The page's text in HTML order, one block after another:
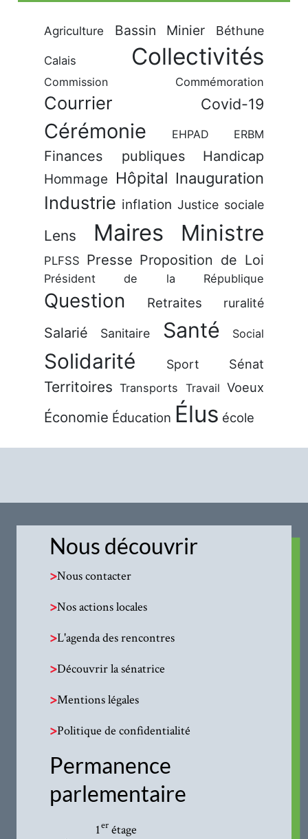
Agriculture Bassin Minier Béthune
Calais Collectivités
Commission Commémoration
Courrier Covid-19
Cérémonie EHPAD ERBM
Finances publiques Handicap
Hommage Hôpital Inauguration
Industrie inflation Justice sociale
Lens Maires Ministre
PLFSS Presse Proposition de Loi
Président de la République
Question Retraites ruralité
Salarié Sanitaire Santé Social
Solidarité Sport Sénat
Territoires Transports Travail Voeux
Économie Éducation Élus école
Nous découvrir
>Nous contacter
>Nos actions locales
>L'agenda des rencontres
>Découvrir la sénatrice
>Mentions légales
>Politique de confidentialité
Permanence
parlementaire
1erétage